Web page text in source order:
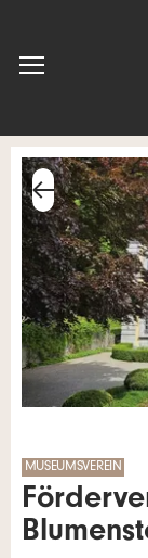
MUSEUMSVEREIN